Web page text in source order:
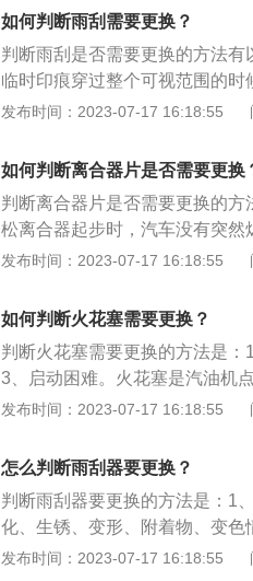
异物扎到等受损情况，要及时到
丝，取下刹车分泵。3.取下旧的
装支架，安装新的刹车鼓即可。
如何判断雨刮需要更换？
判断雨刮是否需要更换的方法
临时印痕穿过整个可视范围的
时，并且在整个空间都布满临时
雾及线状残留，立即更换雨刮片
换雨刮片。5、雨刮橡胶条变形
片。雨刮是雨刷器的重要组成部
作用。
发布时间：2023-07-17 16:18:55
如何判断离合器片是否需要更换
判断离合器片是否需要更换的方
松离合器起步时，汽车没有突
踏板变高，需要更换离合器片；
点火困难；3、爬坡性能低下，
步；2、防止传动系统压力过大
发布时间：2023-07-17 16:18:55
如何判断火花塞需要更换？
判断火花塞需要更换的方法是：
3、启动困难。火花塞是汽油机
其跳过电极间隙产生火花，点燃
1、镍合金火花塞20000公里左
铱金火花塞60000到80000公里
发布时间：2023-07-17 16:18:55
怎么判断雨刮器要更换？
判断雨刮器要更换的方法是：1
化、生锈、变形、附着物、变色
的破损：橡胶条已经从骨架中脱
发布时间：2023-07-17 16:18:55